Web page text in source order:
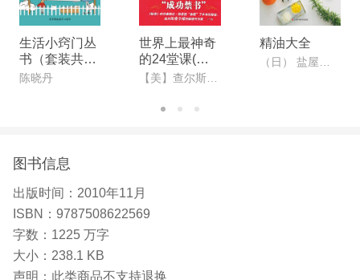
约时报》任职12年
生活小窍门丛
书（套装共9
册）
陈晓丹
世界上最神奇
的24堂课(大
全集)(心灵励
精油大全
图书信息
出版时间： 2010年11月
ISBN： 9787508622569
字数： 1225 万字
大小： 238.1 KB
声明： 此类商品不支持退换